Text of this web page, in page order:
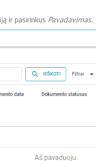
ir pasirinkus Pavadavimas.